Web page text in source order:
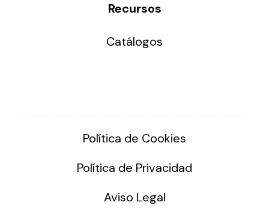
Recursos
Catálogos
Política de Cookies
Política de Privacidad
Aviso Legal